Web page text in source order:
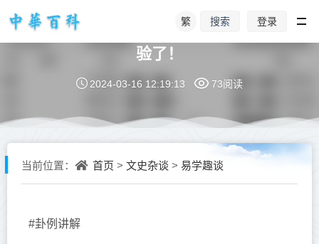
繁 搜索 登录
【卦例讲解】寻物寻物，寻多了就有经
验了！
2024-03-16 12:19:13 73阅读
当前位置： 首页 > 文史杂谈 > 易学趣谈
#卦例讲解